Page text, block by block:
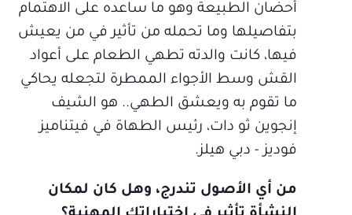
أحضان الطبيعة وهو ما ساعده على الاهتمام
بتفاصيلها وما تحمله من تأثير في من يعيش
فيها، كانت والدته تطهي الطعام على أعواد
القش وسط الأجواء الممطرة لتجعله يحاكي
ما تقوم به ويعشق الطهي.. هو الشيف
إنجوين ثو دات، رئيس الطهاة في فيتناميز
فوديز - دبي هيلز.
من أي الأصول تندرج، وهل كان لمكان